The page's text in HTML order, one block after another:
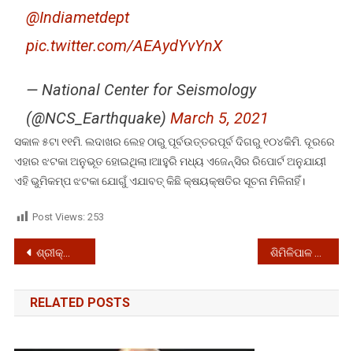
@Indiametdept
pic.twitter.com/AEAydYvYnX
— National Center for Seismology
(@NCS_Earthquake) March 5, 2021
ସକାଳ ୫ଟା ୧୧ମି. ଲଦାଖର ଲେହ ଠାରୁ ପୂର୍ବଉତ୍ତରପୂର୍ବ ଦିଗରୁ ୧୦୪କିମି. ଦୂରରେ
ଏହାର ଝଟକା ଅନୁଭୂତ ହୋଇଥିଲା।ଆହୁରି ମଧ୍ୟ ଏଜେନ୍ସିର ରିପୋର୍ଟ ଅନୁଯାୟୀ
ଏହି ଭୁମିକମ୍ପ ଝଟକା ଯୋଗୁଁ ଏଯାବତ୍ କିଛି କ୍ଷୟକ୍ଷତିର ସୂଚନା ମିଳିନାହିଁ।
Post Views: 253
Post
navigation
ଶ୍ରୀକ୍ଷେତ୍ରରେ ‘ମୋ ଧାମ, ମୋ ଗର୍ବ’ କାର୍ଯ୍ୟକ୍ରମ, ପ୍ରତି ଶନିବାର ବଡଦାଣ୍ଡ ସେବା ଶିମିଳିପାଳ ସହ ନୀଳଗିରି ସ୍ଥିତ କୁଳଡିହା ସଂରକ୍ଷିତ ଅଭୟାରଣ୍ୟ ବି ଜଳୁଛି
RELATED POSTS